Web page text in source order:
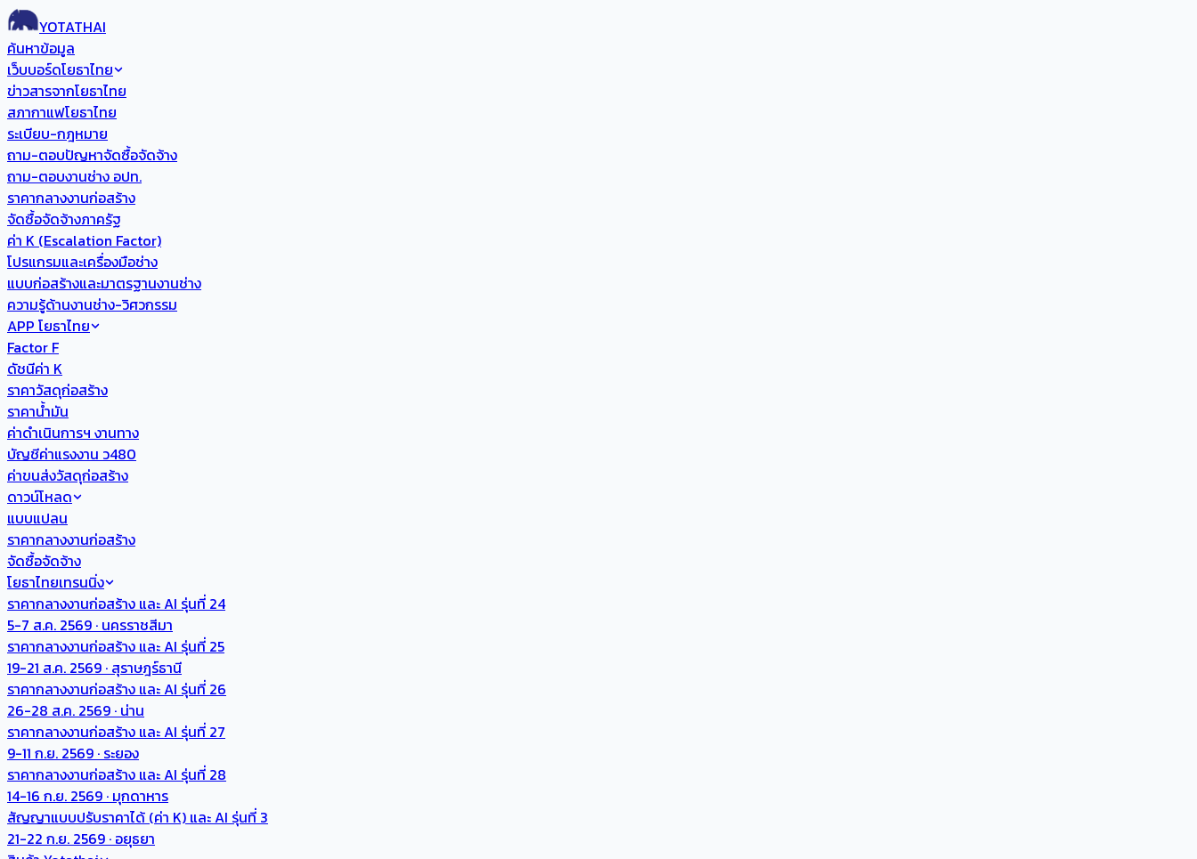
YOTATHAI
ค้นหาข้อมูล
เว็บบอร์ดโยธาไทย
ข่าวสารจากโยธาไทย
สภากาแฟโยธาไทย
ระเบียบ-กฎหมาย
ถาม-ตอบปัญหาจัดซื้อจัดจ้าง
ถาม-ตอบงานช่าง อปท.
ราคากลางงานก่อสร้าง
จัดซื้อจัดจ้างภาครัฐ
ค่า K (Escalation Factor)
โปรแกรมและเครื่องมือช่าง
แบบก่อสร้างและมาตรฐานงานช่าง
ความรู้ด้านงานช่าง-วิศวกรรม
APP โยธาไทย
Factor F
ดัชนีค่า K
ราคาวัสดุก่อสร้าง
ราคาน้ำมัน
ค่าดำเนินการฯ งานทาง
บัญชีค่าแรงงาน ว480
ค่าขนส่งวัสดุก่อสร้าง
ดาวน์โหลด
แบบแปลน
ราคากลางงานก่อสร้าง
จัดซื้อจัดจ้าง
โยธาไทยเทรนนิ่ง
ราคากลางงานก่อสร้าง และ AI รุ่นที่ 24
5-7 ส.ค. 2569 · นครราชสีมา
ราคากลางงานก่อสร้าง และ AI รุ่นที่ 25
19-21 ส.ค. 2569 · สุราษฎร์ธานี
ราคากลางงานก่อสร้าง และ AI รุ่นที่ 26
26-28 ส.ค. 2569 · น่าน
ราคากลางงานก่อสร้าง และ AI รุ่นที่ 27
9-11 ก.ย. 2569 · ระยอง
ราคากลางงานก่อสร้าง และ AI รุ่นที่ 28
14-16 ก.ย. 2569 · มุกดาหาร
สัญญาแบบปรับราคาได้ (ค่า K) และ AI รุ่นที่ 3
21-22 ก.ย. 2569 · อยุธยา